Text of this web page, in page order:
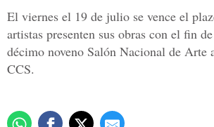
El viernes el 19 de julio se vence el
artistas presenten sus obras con el fin
décimo noveno Salón Nacional de Arte
CCS.